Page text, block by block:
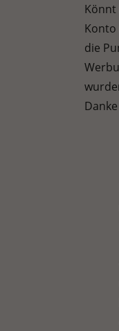
Könnt
Konto
die